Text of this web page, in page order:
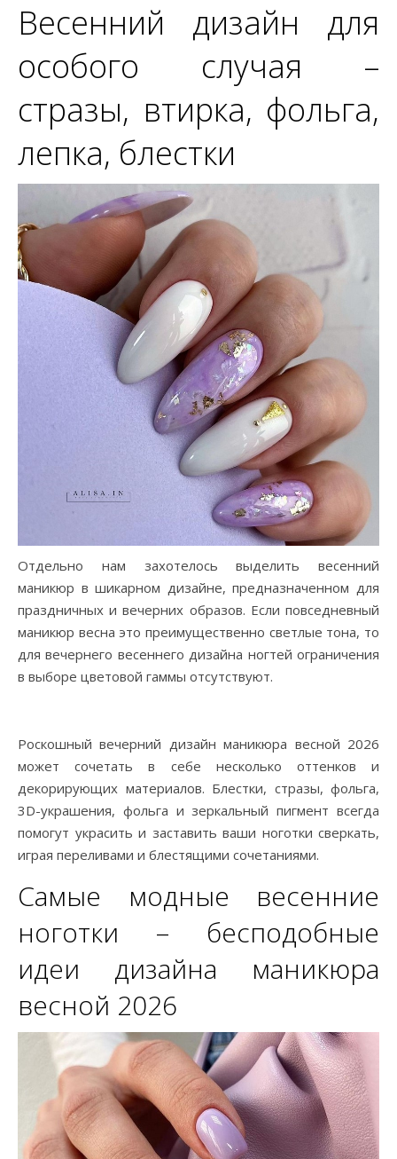
Весенний дизайн для
особого случая –
стразы, втирка, фольга,
лепка, блестки
Отдельно нам захотелось выделить весенний
маникюр в шикарном дизайне, предназначенном для
праздничных и вечерних образов. Если повседневный
маникюр весна это преимущественно светлые тона, то
для вечернего весеннего дизайна ногтей ограничения
в выборе цветовой гаммы отсутствуют.
Роскошный вечерний дизайн маникюра весной 2026
может сочетать в себе несколько оттенков и
декорирующих материалов. Блестки, стразы, фольга,
3D-украшения, фольга и зеркальный пигмент всегда
помогут украсить и заставить ваши ноготки сверкать,
играя переливами и блестящими сочетаниями.
Самые модные весенние
ноготки – бесподобные
идеи дизайна маникюра
весной 2026